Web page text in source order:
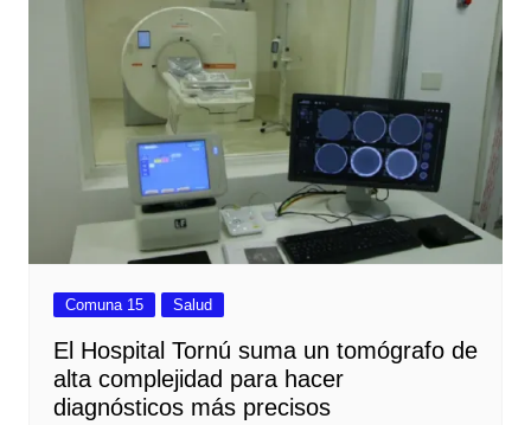
Comuna 15 Salud
El Hospital Tornú suma un tomógrafo de
alta complejidad para hacer
diagnósticos más precisos